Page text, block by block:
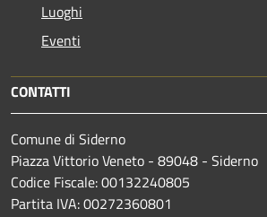
Luoghi
Eventi
CONTATTI
Comune di Siderno
Piazza Vittorio Veneto - 89048 - Siderno
Codice Fiscale: 00132240805
Partita IVA: 00272360801